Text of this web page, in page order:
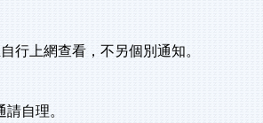
行上網查看，不另個別通知。
自理。